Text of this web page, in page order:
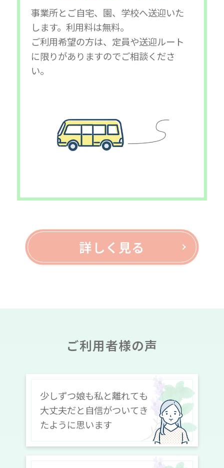
事業所とご自宅、園、学校へ送迎いた
します。利用料は無料。
ご利用希望の方は、定員や送迎ルート
に限りがありますのでご相談くださ
い。
詳しく見る
ご利用者様の声
少しずつ娘も私と離れても
大丈夫だと自信がついてき
たように思います